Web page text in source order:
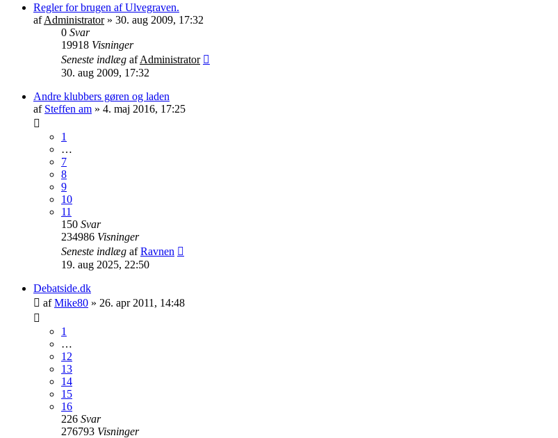
Regler for brugen af Ulvegraven.
afAdministrator» 30. aug 2009, 17:32
0 Svar
19918 Visninger
Seneste indlæg afAdministrator
30. aug 2009, 17:32
Andre klubbers gøren og laden
af Steffen am » 4. maj 2016, 17:25
1
…
7
8
9
10
11
150 Svar
234986 Visninger
Seneste indlæg afRavnen
19. aug 2025, 22:50
Debatside.dk
afMike80 » 26. apr 2011, 14:48
1
…
12
13
14
15
16
226 Svar
276793 Visninger